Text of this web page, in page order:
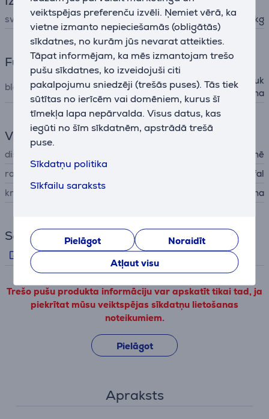
veiktspējas preferenču izvēli. Ņemiet vērā, ka
vietne izmanto nepieciešamās (obligātās)
sīkdatnes, no kurām jūs nevarat atteikties.
Tāpat informējam, ka mēs izmantojam trešo
pušu sīkdatnes, ko izveidojuši citi
pakalpojumu sniedzēji (trešās puses). Tās tiek
sūtītas no ierīcēm vai domēniem, kurus šī
tīmekļa lapa nepārvalda. Visus datus, kas
iegūti no šīm sīkdatnēm, apstrādā trešā
puse.
Sīkdatņu politika
Sīkfailu saraksts
Pielāgot
Noraidīt
Atļaut visu
svars 1,86 kg
Funkcijas
blendera funkcijas
ledus sasmalcināšana, sajauk
šana
Vispārējais parametrs
displejs
nē
ražotājs
Tefal
krāsa
melna
Saites
Ražotāja video
Trešo pušu produkta informāciju var apskatīt tikai tad, ja
piekrītat mūsu veiktspējas sīkdatņu lietošanas
noteikumiem.
Pielāgot
Apraksts